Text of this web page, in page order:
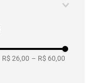
R$ 26,00 – R$ 60,00